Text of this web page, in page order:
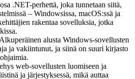
.NET-perhettä, joka tunnetaan siitä,
– Windowsissa, macOS:ssä ja
rakentaa sovelluksia, jotka
Alkuperäinen alusta Windows-sovellusten
ja vakiintunut, ja siinä on suuri kirjasto
web-sovellusten luomiseen ja
ja järjestyksessä, mikä auttaa